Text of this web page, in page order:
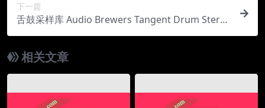
下一篇
舌鼓采样库 Audio Brewers Tangent Drum Stere
o Version KONTAKT
相关文章